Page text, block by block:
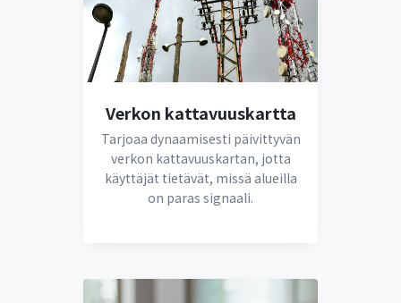
Verkon kattavuuskartta
Tarjoaa dynaamisesti päivittyvän
verkon kattavuuskartan, jotta
käyttäjät tietävät, missä alueilla
on paras signaali.